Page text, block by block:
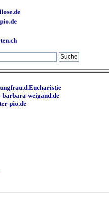
barbara-weigand.de
pio.de